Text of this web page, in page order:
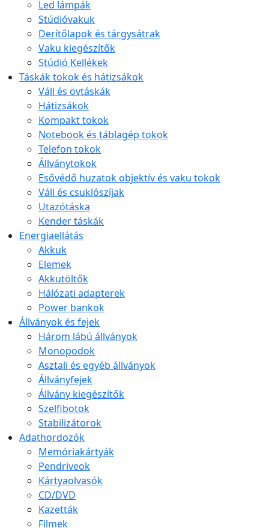
Led lámpák
Stúdióvakuk
Derítőlapok és tárgysátrak
Vaku kiegészítők
Stúdió Kellékek
Táskák tokok és hátizsákok
Váll és övtáskák
Hátizsákok
Kompakt tokok
Notebook és táblagép tokok
Telefon tokok
Állványtokok
Esővédő huzatok objektív és vaku tokok
Váll és csuklószíjak
Utazótáska
Kender táskák
Energiaellátás
Akkuk
Elemek
Akkutöltők
Hálózati adapterek
Power bankok
Állványok és fejek
Három lábú állványok
Monopodok
Asztali és egyéb állványok
Állványfejek
Állvány kiegészítők
Szelfibotok
Stabilizátorok
Adathordozók
Memóriakártyák
Pendriveok
Kártyaolvasók
CD/DVD
Kazetták
Filmek